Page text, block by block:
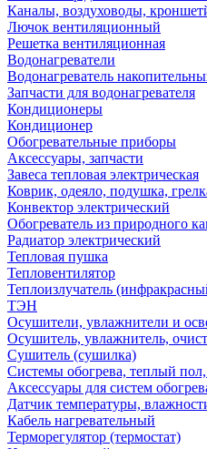
Каналы, воздуховоды,
Лючок вентиляционный
Решетка вентиляционная
Водонагреватели
Водонагреватель
Запчасти для водонагревателя
Кондиционеры
Кондиционер
Обогревательные приборы
Аксессуары, запчасти
Завеса тепловая электрическая
Коврик, одеяло, подушка,
Конвектор электрический
Обогреватель из природного
Радиатор электрический
Тепловая пушка
Тепловентилятор
Теплоизлучатель
ТЭН
Осушители, увлажнители и
Осушитель, увлажнитель,
Сушитель (сушилка)
Системы обогрева, теплый
Аксессуары для систем
Датчик температуры,
Кабель нагревательный
Терморегулятор (термостат)